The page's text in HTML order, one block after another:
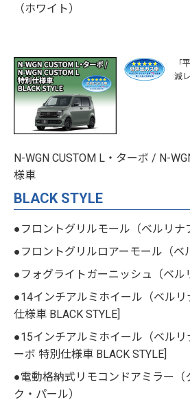
（ホワイト）
「
減
N-WGN CUSTOM L・ターボ / N-
様車
BLACK STYLE
●フロントグリルモール（ベルリナ
●フロントグリルロアーモール（ベ
●フォグライトガーニッシュ（ベル
●14インチアルミホイール（ベルリ
仕様車 BLACK STYLE]
●15インチアルミホイール（ベルリ
ーボ 特別仕様車 BLACK STYLE]
●電動格納式リモコンドアミラー（
ク・パール）